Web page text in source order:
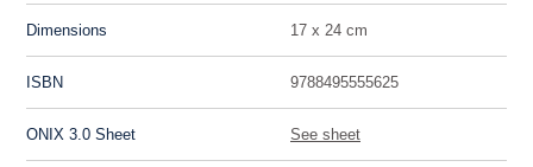
Dimensions 17 x 24 cm
ISBN 9788495555625
ONIX 3.0 Sheet See sheet